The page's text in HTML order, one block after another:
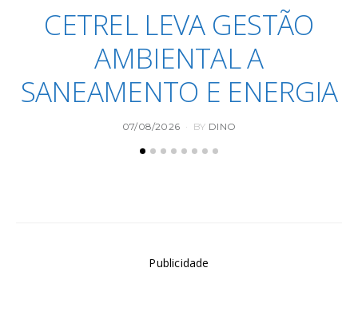
CETREL LEVA GESTÃO
AMBIENTAL A
SANEAMENTO E ENERGIA
POSTED
07/08/2026 BY DINO
Publicidade